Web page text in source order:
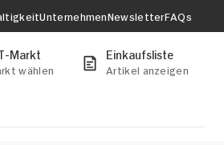
UnternehmenNewsletterFAQs
Markt
wählen
Einkaufsliste
Artikel anzeigen